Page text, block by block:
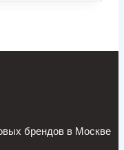
брендов в Москве